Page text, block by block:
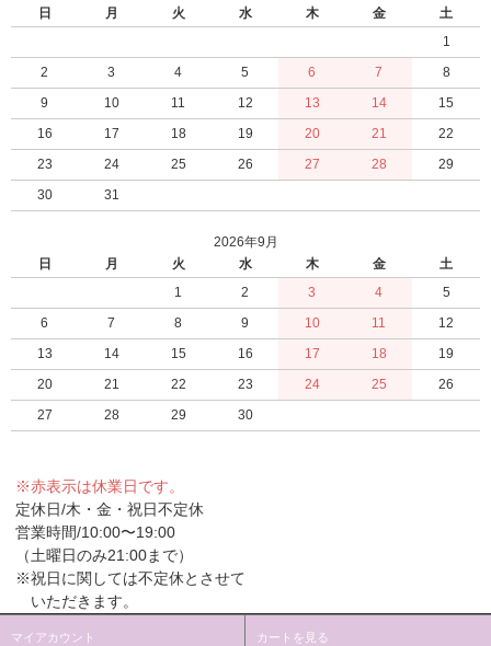
日
月 火 水 木 金
土
1
2
3 4 5 6 7
8
9
10 11 12 13 14
15
16
17 18 19 20 21
22
23
24 25 26 27 28
29
30
31
2026年9月
日
月 火 水 木 金
土
1
2 3 4
5
6
7 8 9 10 11
12
13
14 15 16 17 18
19
20
21 22 23 24 25
26
27
28 29 30
※赤表示は休業日です。
定休日/木・金・祝日不定休
営業時間/10:00〜19:00
（土曜日のみ21:00まで）
※祝日に関しては不定休とさせて
いただきます。
マイアカウント カートを見る